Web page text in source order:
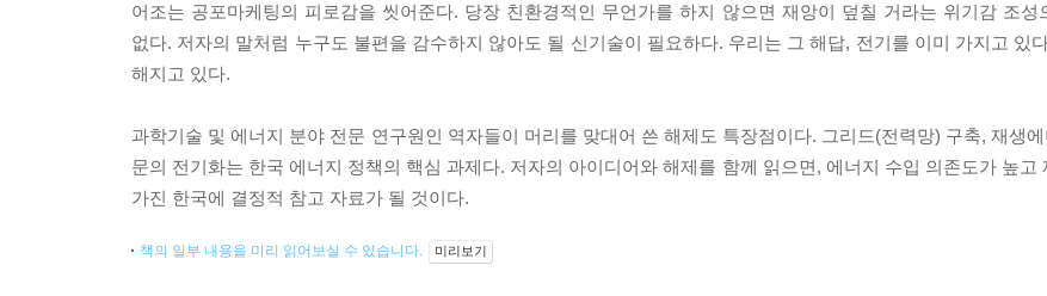
어조는 공포마케팅의 피로감을 씻어준다. 당장 친환경적인 무언가를 하지 않으면 재앙이 덮칠 거라는 위기감 조성
없다. 저자의 말처럼 누구도 불편을 감수하지 않아도 될 신기술이 필요하다. 우리는 그 해답, 전기를 이미 가지고 있
해지고 있다.
과학기술 및 에너지 분야 전문 연구원인 역자들이 머리를 맞대어 쓴 해제도 특장점이다. 그리드(전력망) 구축, 재생
문의 전기화는 한국 에너지 정책의 핵심 과제다. 저자의 아이디어와 해제를 함께 읽으면, 에너지 수입 의존도가 높고
가진 한국에 결정적 참고 자료가 될 것이다.
책의 일부 내용을 미리 읽어보실 수 있습니다. 미리보기